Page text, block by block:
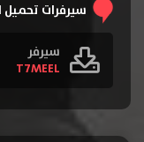
سيرفرات تحميل
سيرفر
T7MEEL